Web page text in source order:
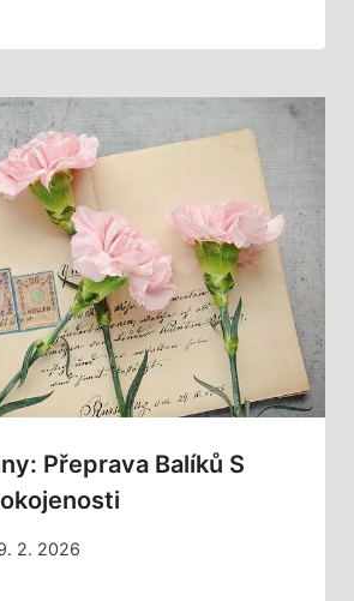
Přeprava Balíků S
2. 2026